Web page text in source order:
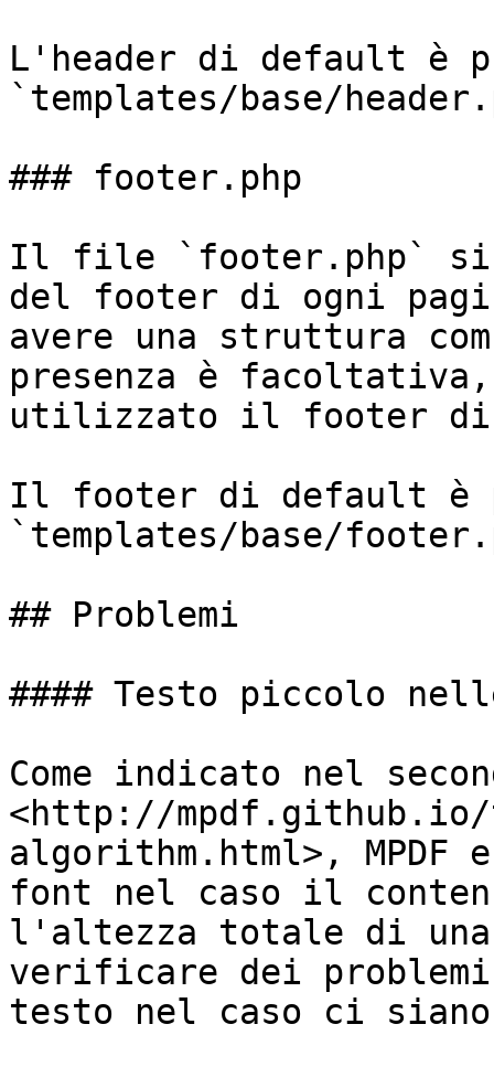
L'header di default è
`templates/base/
### footer.php
Il file `footer.php` si
del footer di ogni
avere una struttura
presenza è
utilizzato il footer
Il footer di default è
`templates/base/
## Problemi
#### Testo piccolo
Come indicato nel
<http://
algorithm.html>,
font nel caso il
l'altezza totale di una
verificare dei
testo nel caso ci